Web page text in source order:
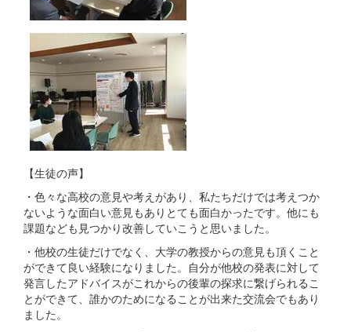
【生徒の声】
・色々な高校の意見や考えがあり、私たちだけでは考えつか
ないような面白い意見もありとても面白かったです。他にも
課題なども見つかり改善していこうと思いました。
・他校の生徒だけでなく、大学の教授からの意見も頂くこと
ができて良い経験になりました。自分が他校の発表に対して
発言したアドバイスがこれからの後輩の探求に繋げられるこ
とができて、誰かのためになることが出来た交流会でもあり
ました。